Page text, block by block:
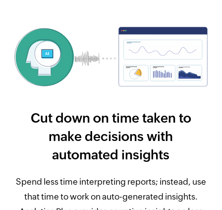
Cut down on time taken to
make decisions with
automated insights
Spend less time interpreting reports; instead, use
that time to work on auto-generated insights.